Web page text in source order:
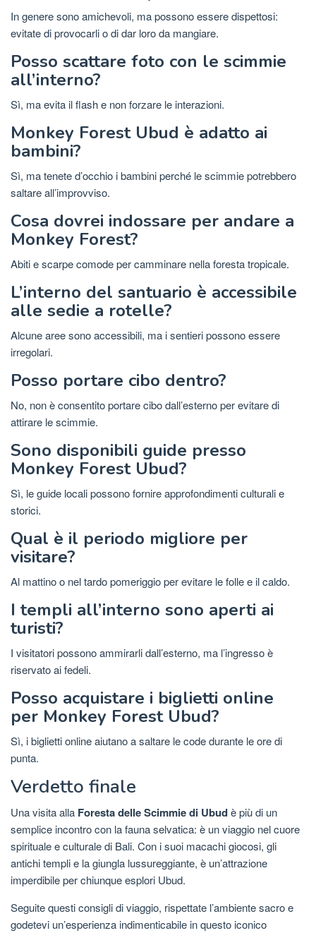
In genere sono amichevoli, ma possono essere dispettosi:
evitate di provocarli o di dar loro da mangiare.
Posso scattare foto con le scimmie
all’interno?
Sì, ma evita il flash e non forzare le interazioni.
Monkey Forest Ubud è adatto ai
bambini?
Sì, ma tenete d’occhio i bambini perché le scimmie potrebbero
saltare all’improvviso.
Cosa dovrei indossare per andare a
Monkey Forest?
Abiti e scarpe comode per camminare nella foresta tropicale.
L’interno del santuario è accessibile
alle sedie a rotelle?
Alcune aree sono accessibili, ma i sentieri possono essere
irregolari.
Posso portare cibo dentro?
No, non è consentito portare cibo dall’esterno per evitare di
attirare le scimmie.
Sono disponibili guide presso
Monkey Forest Ubud?
Sì, le guide locali possono fornire approfondimenti culturali e
storici.
Qual è il periodo migliore per
visitare?
Al mattino o nel tardo pomeriggio per evitare le folle e il caldo.
I templi all’interno sono aperti ai
turisti?
I visitatori possono ammirarli dall’esterno, ma l’ingresso è
riservato ai fedeli.
Posso acquistare i biglietti online
per Monkey Forest Ubud?
Sì, i biglietti online aiutano a saltare le code durante le ore di
punta.
Verdetto finale
Una visita alla Foresta delle Scimmie di Ubudè più di un
semplice incontro con la fauna selvatica: è un viaggio nel cuore
spirituale e culturale di Bali. Con i suoi macachi giocosi, gli
antichi templi e la giungla lussureggiante, è un’attrazione
imperdibile per chiunque esplori Ubud.
Seguite questi consigli di viaggio, rispettate l’ambiente sacro e
godetevi un’esperienza indimenticabile in questo iconico